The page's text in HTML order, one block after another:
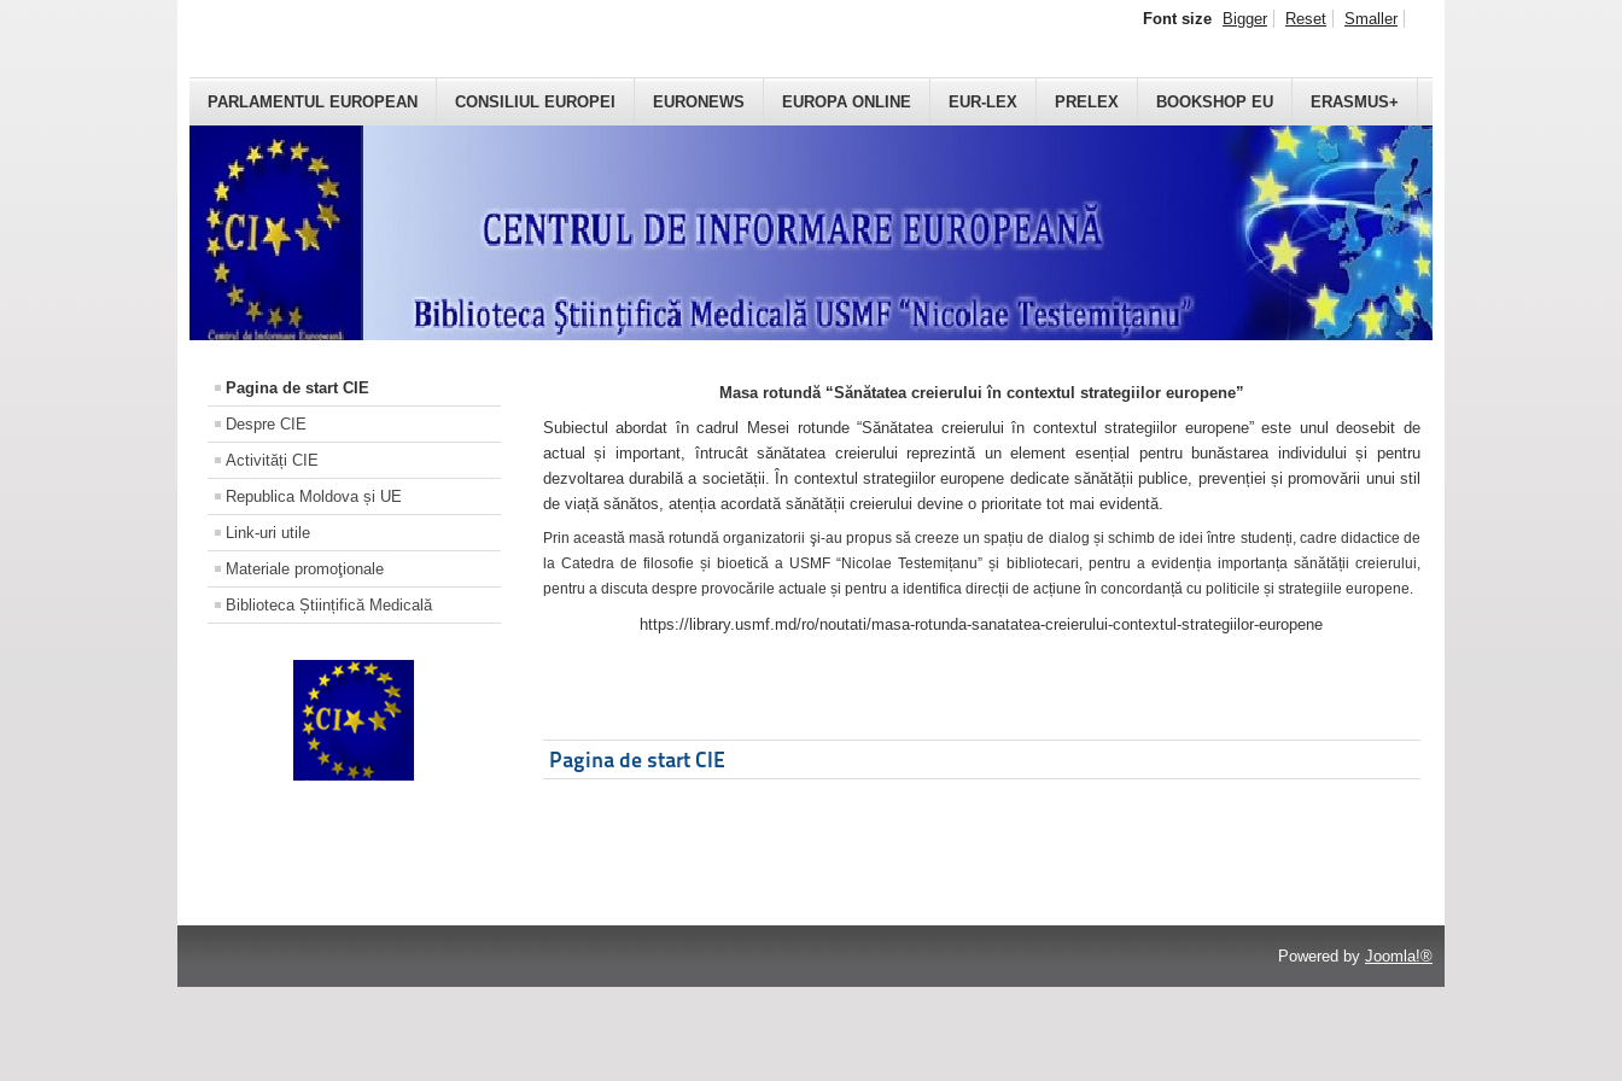
PARLAMENTUL EUROPEAN CONSILIUL EUROPEI EURONEWS EUROPA ONLINE EUR-LEX PRELEX BOOKSHOP EU ERASMUS+
Font size Bigger Reset Smaller
Pagina de start CIE
Despre CIE
Activități CIE
Republica Moldova și UE
Link-uri utile
Materiale promoţionale
Biblioteca Științifică Medicală
Masa rotundă “Sănătatea creierului în contextul strategiilor europene”
Subiectul abordat în cadrul Mesei rotunde “Sănătatea creierului în contextul strategiilor europene” este unul deosebit de
actual și important, întrucât sănătatea creierului reprezintă un element esențial pentru bunăstarea individului și pentru
dezvoltarea durabilă a societății. În contextul strategiilor europene dedicate sănătății publice, prevenției și promovării unui stil
de viață sănătos, atenția acordată sănătății creierului devine o prioritate tot mai evidentă.
Prin această masă rotundă organizatorii şi-au propus să creeze un spațiu de dialog și schimb de idei între studenți, cadre didactice de
la Catedra de filosofie și bioetică a USMF “Nicolae Testemițanu” și bibliotecari, pentru a evidenția importanța sănătății creierului,
pentru a discuta despre provocările actuale și pentru a identifica direcții de acțiune în concordanță cu politicile și strategiile europene.
https://library.usmf.md/ro/noutati/masa-rotunda-sanatatea-creierului-contextul-strategiilor-europene
Pagina de start CIE
Powered by Joomla!®